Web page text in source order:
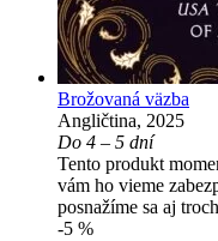
Brožovaná väzba
Angličtina, 2025
Do 4 – 5 dní
Tento produkt
vám ho vieme
posnažíme sa aj
-5 %